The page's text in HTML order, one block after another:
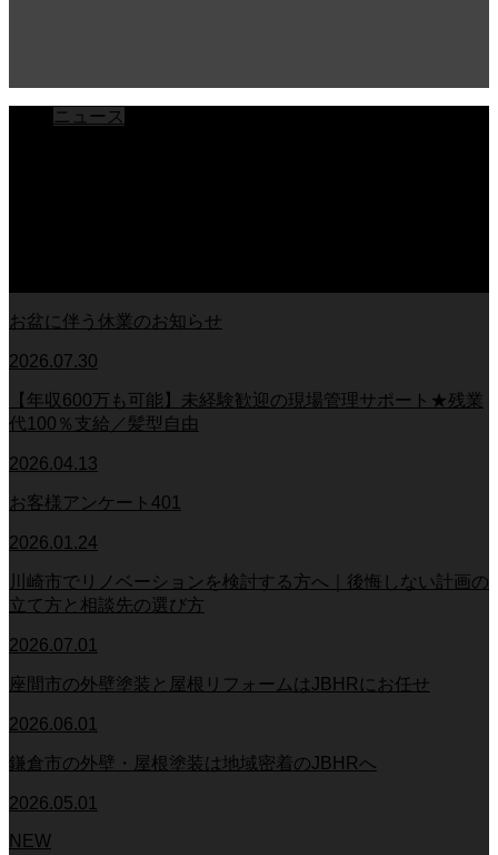
ニュース
お盆に伴う休業のお知らせ
2026.07.30
【年収600万も可能】未経験歓迎の現場管理サポート★残業
代100％支給／髪型自由
2026.04.13
お客様アンケート401
2026.01.24
川崎市でリノベーションを検討する方へ｜後悔しない計画の
立て方と相談先の選び方
2026.07.01
座間市の外壁塗装と屋根リフォームはJBHRにお任せ
2026.06.01
鎌倉市の外壁・屋根塗装は地域密着のJBHRへ
2026.05.01
NEW